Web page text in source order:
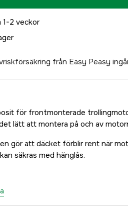
1-2 veckor
från Easy Peasy
för frontmonterade
lätt att montera på och av
gör att däcket förblir rent när
säkras med hänglås.